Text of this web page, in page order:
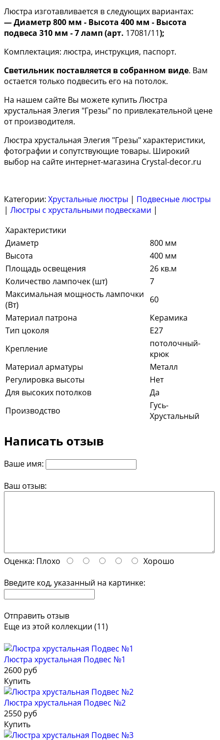
Люстра изготавливается в следующих вариантах:
— Диаметр 800 мм - Высота 400 мм - Высота
подвеса 310 мм - 7 ламп (арт. 17081/11);
Комплектация: люстра, инструкция, паспорт.
Светильник поставляется в собранном виде. Вам
остается только подвесить его на потолок.
На нашем сайте Вы можете купить Люстра
хрустальная Элегия "Грезы" по привлекательной цене
от производителя.
Люстра хрустальная Элегия "Грезы" характеристики,
фотографии и сопутствующие товары. Широкий
выбор на сайте интернет-магазина Crystal-decor.ru
Категории: Хрустальные люстры | Подвесные люстры
| Люстры с хрустальными подвесками |
Характеристики
Диаметр
800 мм
Высота
400 мм
Площадь освещения
26 кв.м
Количество лампочек (шт)
7
Максимальная мощность лампочки
(Вт)
60
Материал патрона
Керамика
Тип цоколя
E27
Крепление
потолочный-
крюк
Материал арматуры
Металл
Регулировка высоты
Нет
Для высоких потолков
Да
Производство
Гусь-
Хрустальный
Написать отзыв
Ваше имя:
Ваш отзыв:
Оценка: Плохо
Хорошо
Введите код, указанный на картинке:
Отправить отзыв
Еще из этой коллекции (11)
Люстра хрустальная Подвес №1
2600 руб
Купить
Люстра хрустальная Подвес №2
2550 руб
Купить